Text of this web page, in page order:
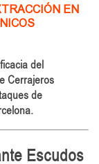
EN
del
Cerrajeros
de
Escudos